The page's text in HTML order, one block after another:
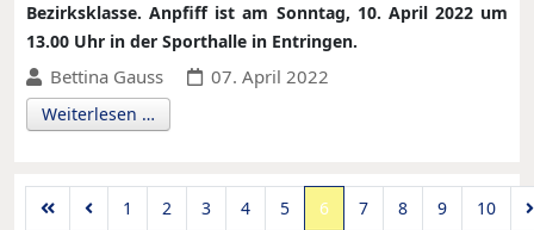
Bezirksklasse. Anpfiff ist am Sonntag, 10. April 2022 um
13.00 Uhr in der Sporthalle in Entringen.
Bettina Gauss 07. April 2022
Weiterlesen …
1 2 3 4 5 6 7 8 9 10